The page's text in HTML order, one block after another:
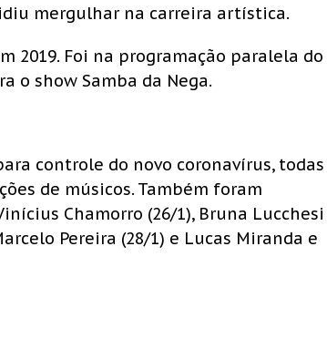
mergulhar na carreira artística.
2019. Foi na programação paralela do
o show Samba da Nega.
controle do novo coronavírus, todas
de músicos. Também foram
Chamorro (26/1), Bruna Lucchesi
Pereira (28/1) e Lucas Miranda e